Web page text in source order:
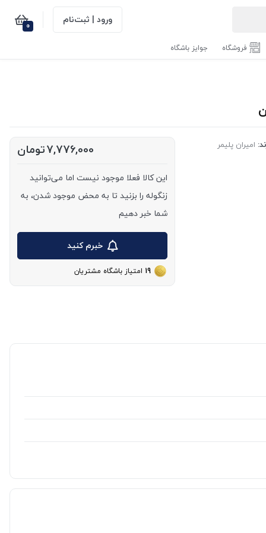
ورود | ثبت‌نام
0
فروشگاه
جوایز باشگاه
امیران پلیمر 7,776,000تومان
این کالا فعلا موجود نیست اما می‌توانید
زنگوله را بزنید تا به محض موجود شدن، به
شما خبر دهیم
خبرم کنید
19 امتیاز باشگاه مشتریان